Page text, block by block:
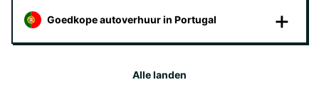
Goedkope autoverhuur in Portugal
Alle landen